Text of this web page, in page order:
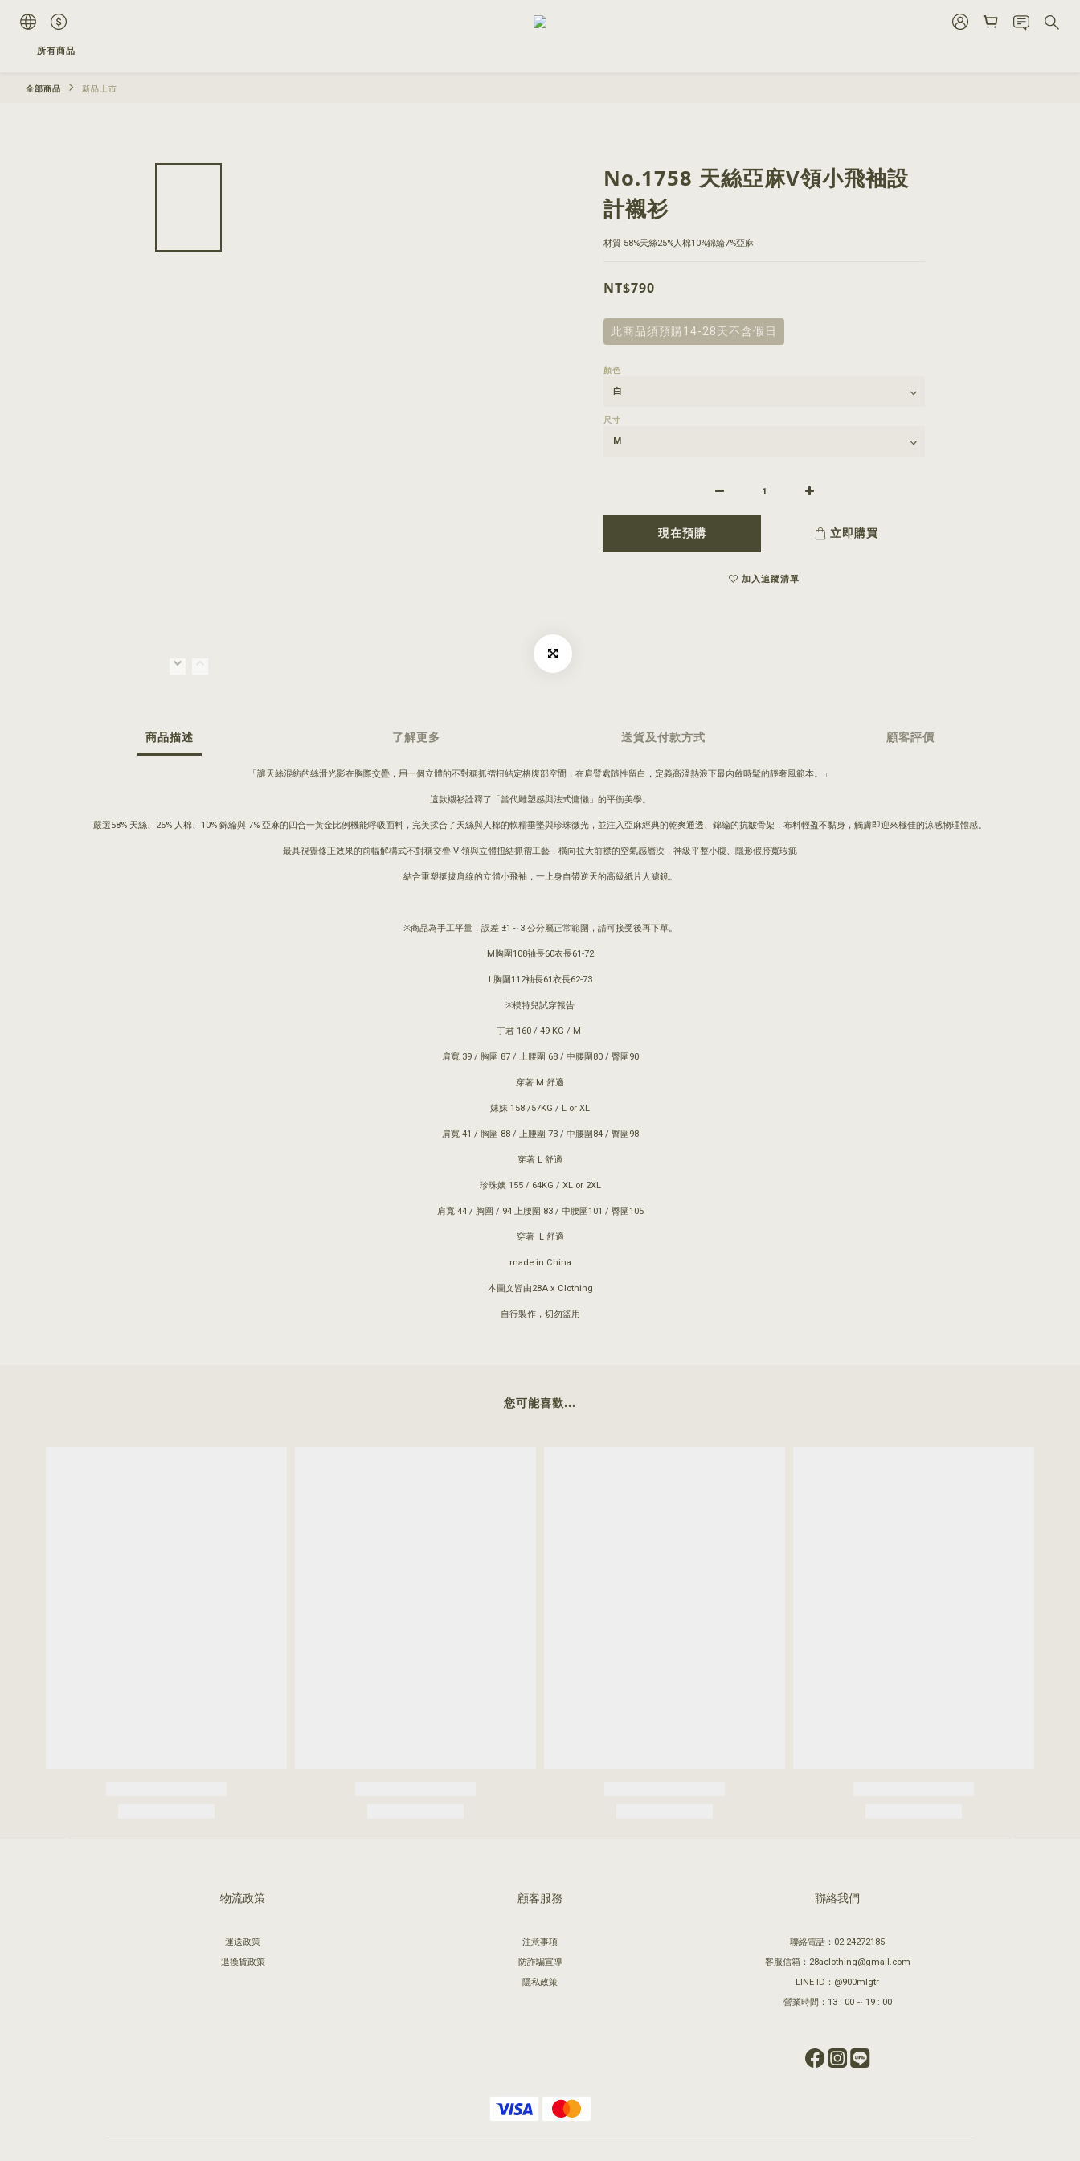
所有商品
全部商品 新品上市
No.1758 天絲亞麻V領小飛袖設
計襯衫
材質 58%天絲25%人棉10%錦綸7%亞麻
NT$790
此商品須預購14-28天不含假日
顏色
尺寸
現在預購 立即購買
加入追蹤清單
商品描述 了解更多 送貨及付款方式 顧客評價
「讓天絲混紡的絲滑光影在胸際交疊，用一個立體的不對稱抓褶扭結定格腹部空間，在肩臂處隨性留白，定義高溫熱浪下最內斂時髦的靜奢風範本。」
這款襯衫詮釋了「當代雕塑感與法式慵懶」的平衡美學。
嚴選58% 天絲、25% 人棉、10% 錦綸與 7% 亞麻的四合一黃金比例機能呼吸面料，完美揉合了天絲與人棉的軟糯垂墜與珍珠微光，並注入亞麻經典的乾爽通透、錦綸的抗皺骨架，布料輕盈不黏身，觸膚即迎來極佳的涼感物理體感。
最具視覺修正效果的前幅解構式不對稱交疊 V 領與立體扭結抓褶工藝，橫向拉大前襟的空氣感層次，神級平整小腹、隱形假胯寬瑕疵
結合重塑挺拔肩線的立體小飛袖，一上身自帶逆天的高級紙片人濾鏡。
※商品為手工平量，誤差 ±1～3 公分屬正常範圍，請可接受後再下單。
M胸圍108袖長60衣長61-72
L胸圍112袖長61衣長62-73
※模特兒試穿報告
丁君 160 / 49 KG / M
肩寬 39 / 胸圍 87 / 上腰圍 68 / 中腰圍80 / 臀圍90
穿著 M 舒適
妹妹 158 /57KG / L or XL
肩寬 41 / 胸圍 88 / 上腰圍 73 / 中腰圍84 / 臀圍98
穿著 L 舒適
珍珠姨 155 / 64KG / XL or 2XL
肩寬 44 / 胸圍 / 94 上腰圍 83 / 中腰圍101 / 臀圍105
穿著 L 舒適
made in China
本圖文皆由28A x Clothing
自行製作，切勿盜用
您可能喜歡...
物流政策
運送政策
退換貨政策
顧客服務
注意事項
防詐騙宣導
隱私政策
聯絡我們
聯絡電話：02-24272185
客服信箱：28aclothing@gmail.com
LINE ID：@900mlgtr
營業時間：13 : 00 ~ 19 : 00